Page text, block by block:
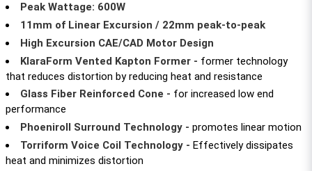
Peak Wattage: 600W
11mm of Linear Excursion / 22mm peak-to-peak
High Excursion CAE/CAD Motor Design
KlaraForm Vented Kapton Former - former technology
that reduces distortion by reducing heat and resistance
Glass Fiber Reinforced Cone - for increased low end
performance
Phoeniroll Surround Technology - promotes linear motion
Torriform Voice Coil Technology - Effectively dissipates
heat and minimizes distortion